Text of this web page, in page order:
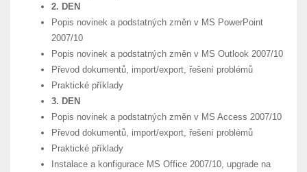
2. DEN
Popis novinek a podstatných změn v MS PowerPoint
2007/10
Popis novinek a podstatných změn v MS Outlook 2007/10
Převod dokumentů, import/export, řešení problémů
Praktické příklady
3. DEN
Popis novinek a podstatných změn v MS Access 2007/10
Převod dokumentů, import/export, řešení problémů
Praktické příklady
Instalace a konfigurace MS Office 2007/10, upgrade na